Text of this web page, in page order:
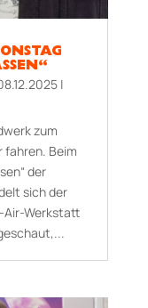
|
zum
fahren. Beim
der
sich der
Air-Werkstatt